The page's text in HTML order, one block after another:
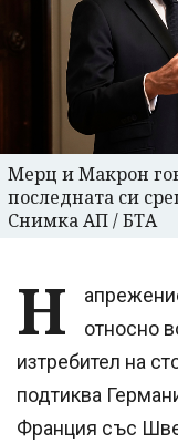
Мерц и Макрон
последната си
Снимка АП / БТА
Н
относно
изтребител на
подтиква
Франция със